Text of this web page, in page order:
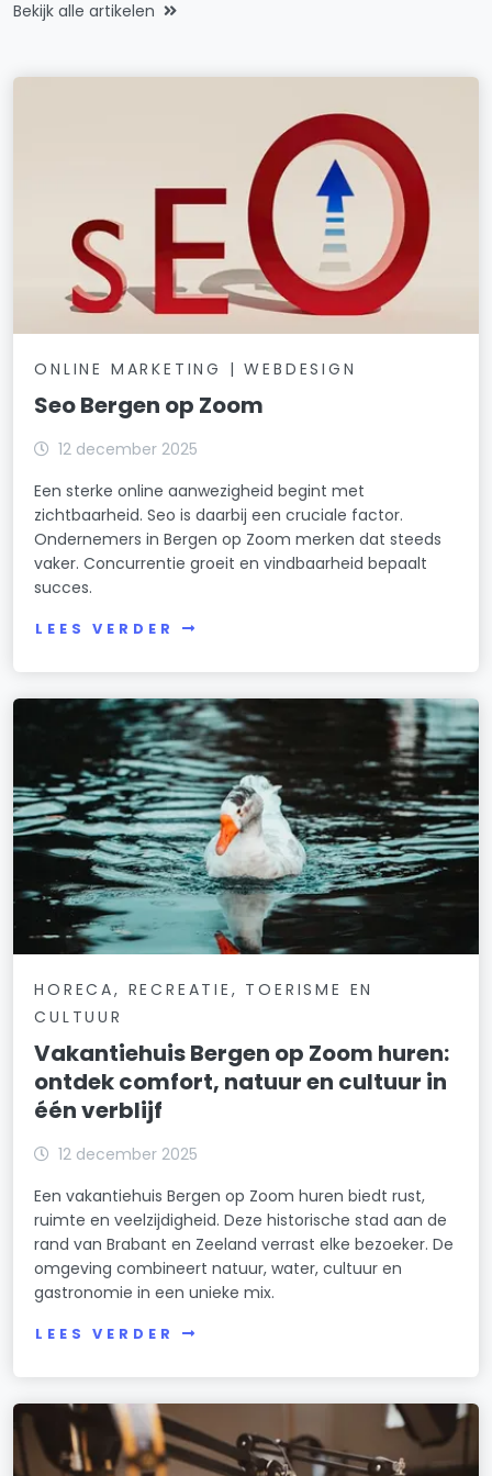
Bekijk alle artikelen
ONLINE MARKETING | WEBDESIGN
Seo Bergen op Zoom
12 december 2025
Een sterke online aanwezigheid begint met
zichtbaarheid. Seo is daarbij een cruciale factor.
Ondernemers in Bergen op Zoom merken dat steeds
vaker. Concurrentie groeit en vindbaarheid bepaalt
succes.
LEES VERDER
HORECA, RECREATIE, TOERISME EN
CULTUUR
Vakantiehuis Bergen op Zoom huren:
ontdek comfort, natuur en cultuur in
één verblijf
12 december 2025
Een vakantiehuis Bergen op Zoom huren biedt rust,
ruimte en veelzijdigheid. Deze historische stad aan de
rand van Brabant en Zeeland verrast elke bezoeker. De
omgeving combineert natuur, water, cultuur en
gastronomie in een unieke mix.
LEES VERDER